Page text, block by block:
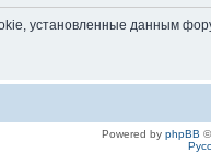
установленные данным
Powered by phpBB